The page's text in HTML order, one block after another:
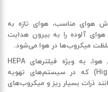
هوای مناسب، هوای تازه به
آلوده را به بیرون هدایت
میکروب‌ها در هوا می‌شود.
هوا، به ویژه فیلترهای HEPA
که در سیستم‌های تهویه
ذرات بسیار ریز و میکروب‌های